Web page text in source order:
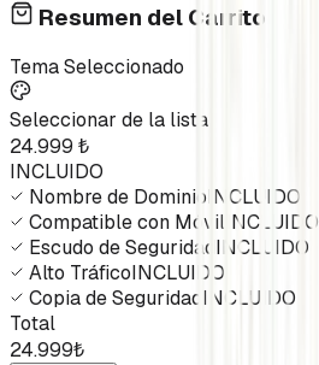
Resumen del Carrito
Tema Seleccionado
Seleccionar de la lista
24.999 ₺
INCLUIDO
Nombre de Dominio INCLUIDO
Compatible con Móvil INCLUIDO
Escudo de Seguridad INCLUIDO
Alto TráficoINCLUIDO
Copia de SeguridadINCLUIDO
Total
24.999₺